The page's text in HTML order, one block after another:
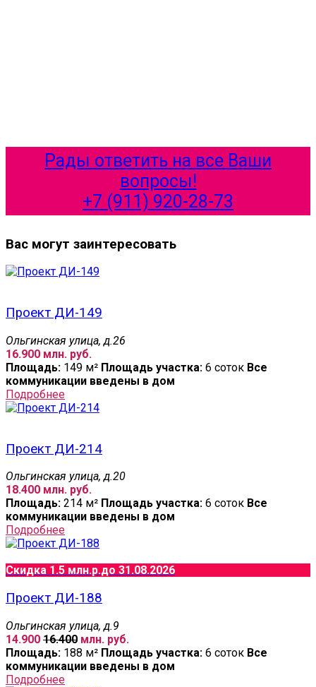
Рады ответить на все Ваши
вопросы!
+7 (911) 920-28-73
Вас могут заинтересовать
Проект ДИ-149
Ольгинская улица, д.26
16.900 млн. руб.
Площадь: 149 м² Площадь участка: 6 соток Все
коммуникации введены в дом
Подробнее
Проект ДИ-214
Ольгинская улица, д.20
18.400 млн. руб.
Площадь: 214 м² Площадь участка: 6 соток Все
коммуникации введены в дом
Подробнее
Скидка 1.5 млн.р.до 31.08.2026
Проект ДИ-188
Ольгинская улица, д.9
14.900 16.400 млн. руб.
Площадь: 188 м² Площадь участка: 6 соток Все
коммуникации введены в дом
Подробнее